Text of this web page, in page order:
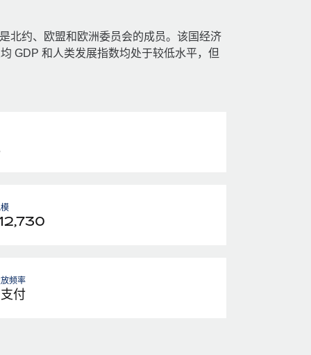
北约、欧盟和欧洲委员会的成员。该国经济
GDP 和人类发展指数均处于较低水平，但
频率
付